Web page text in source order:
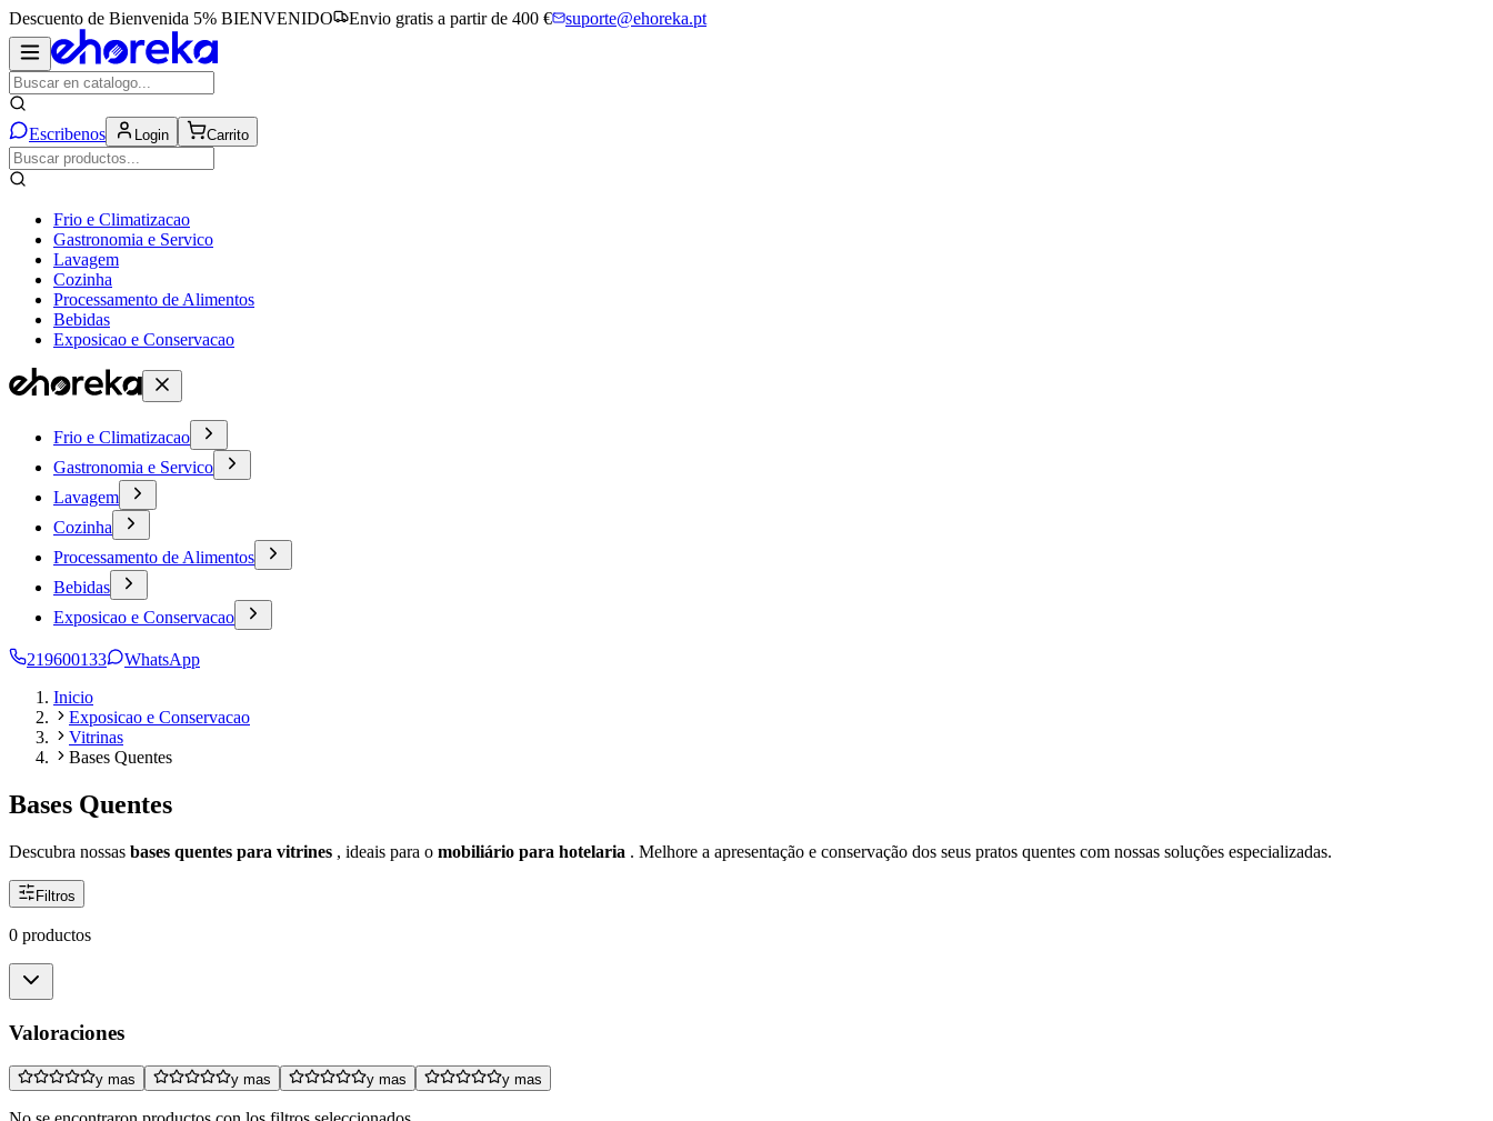
Descuento de Bienvenida 5% BIENVENIDO Envio gratis a partir de 400 € suporte@ehoreka.pt
Escribenos Login Carrito
Frio e Climatizacao
Gastronomia e Servico
Lavagem
Cozinha
Processamento de Alimentos
Bebidas
Exposicao e Conservacao
Frio e Climatizacao
Gastronomia e Servico
Lavagem
Cozinha
Processamento de Alimentos
Bebidas
Exposicao e Conservacao
219600133
WhatsApp
Inicio
Exposicao e Conservacao
Vitrinas
Bases Quentes
Bases Quentes
Descubra nossas bases quentes para vitrines , ideais para o mobiliário para hotelaria . Melhore a apresentação e conservação dos seus pratos quentes com nossas soluções especializadas.
Filtros
0 productos
Valoraciones
y mas y mas y mas y mas